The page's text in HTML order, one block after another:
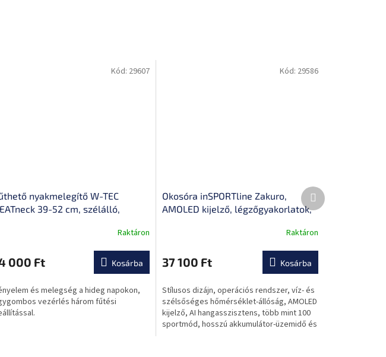
nyakmelegítő W-TEC
39-52 cm, szélálló,
Raktáron
000 Ft Kosárba
és melegség a hideg napokon,
vezérlés három fűtési
Kód: 29607
Okosóra inSPORTline Zakuro,
AMOLED kijelző, légzőgyakorlatok,
gyors töltés, hosszú akkumulátor-
Raktáron
37 100 Ft Kosárba
Stílusos dizájn, operációs rendszer, víz- és
szélsőséges hőmérséklet-állóság, AMOLED
kijelző, AI hangasszisztens, több mint 100
sportmód, hosszú akkumulátor-üzemidő és
Kód: 29586
Következő
termék